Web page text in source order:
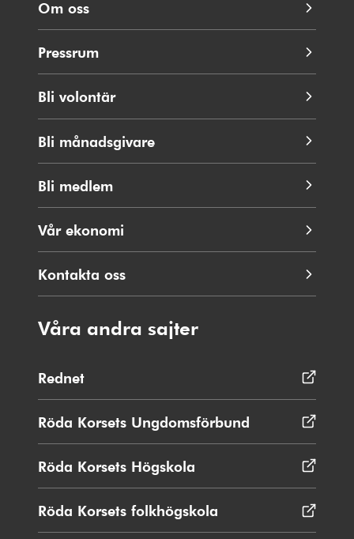
Om oss
Pressrum
Bli volontär
Bli månadsgivare
Bli medlem
Vår ekonomi
Kontakta oss
Våra andra sajter
Rednet
i
nytt
fönster
Röda Korsets Ungdomsförbund Öppnas
i
Röda Korsets Högskola
i
nytt
fönster
Röda Korsets folkhögskola
i